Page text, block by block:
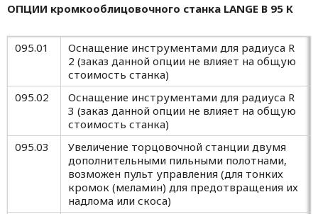
ОПЦИИ кромкооблицовочного станка LANGE B 95 К
095.01
Оснащение инструментами для радиуса R
2 (заказ данной опции не влияет на общую
стоимость станка)
095.02
Оснащение инструментами для радиуса R
3 (заказ данной опции не влияет на общую
стоимость станка)
095.03
Увеличение торцовочной станции двумя
дополнительными пильными полотнами,
возможен пульт управления (для тонких
кромок (меламин) для предотвращения их
надлома или скоса)